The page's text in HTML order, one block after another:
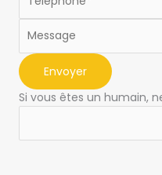
Envoyer
Si vous êtes un humain,